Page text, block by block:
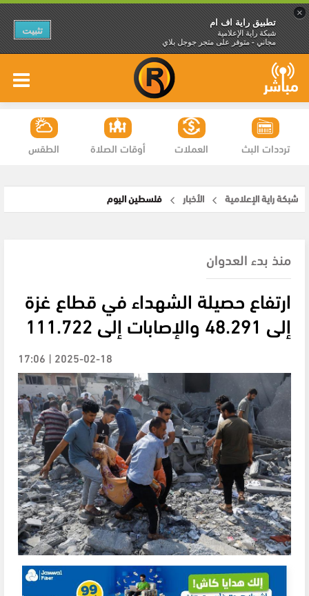
×
تطبيق راية اف ام
شبكة راية الإعلامية
مجاني - متوفر على متجر جوجل بلاي
تثبيت
الطقس أوقات الصلاة العملات ترددات البث
شبكة راية الإعلامية الأخبار فلسطين اليوم
منذ بدء العدوان
ارتفاع حصيلة الشهداء في قطاع غزة
إلى 48.291 والإصابات إلى 111.722
2025-02-18 | 17:06